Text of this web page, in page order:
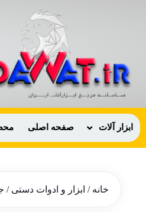
ابزار آلات صفحه اصلی
خانه / ابزار و ادوات دستی /